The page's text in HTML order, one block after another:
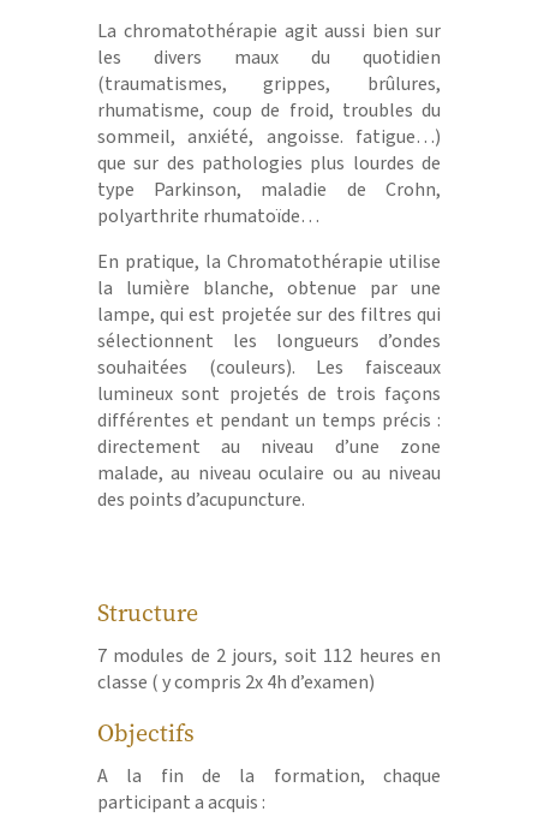
La chromatothérapie agit aussi bien sur
les divers maux du quotidien
(traumatismes, grippes, brûlures,
rhumatisme, coup de froid, troubles du
sommeil, anxiété, angoisse. fatigue…)
que sur des pathologies plus lourdes de
type Parkinson, maladie de Crohn,
polyarthrite rhumatoïde…
En pratique, la Chromatothérapie utilise
la lumière blanche, obtenue par une
lampe, qui est projetée sur des filtres qui
sélectionnent les longueurs d’ondes
souhaitées (couleurs). Les faisceaux
lumineux sont projetés de trois façons
différentes et pendant un temps précis :
directement au niveau d’une zone
malade, au niveau oculaire ou au niveau
des points d’acupuncture.
Structure
7 modules de 2 jours, soit 112 heures en
classe ( y compris 2x 4h d’examen)
Objectifs
A la fin de la formation, chaque
participant a acquis :